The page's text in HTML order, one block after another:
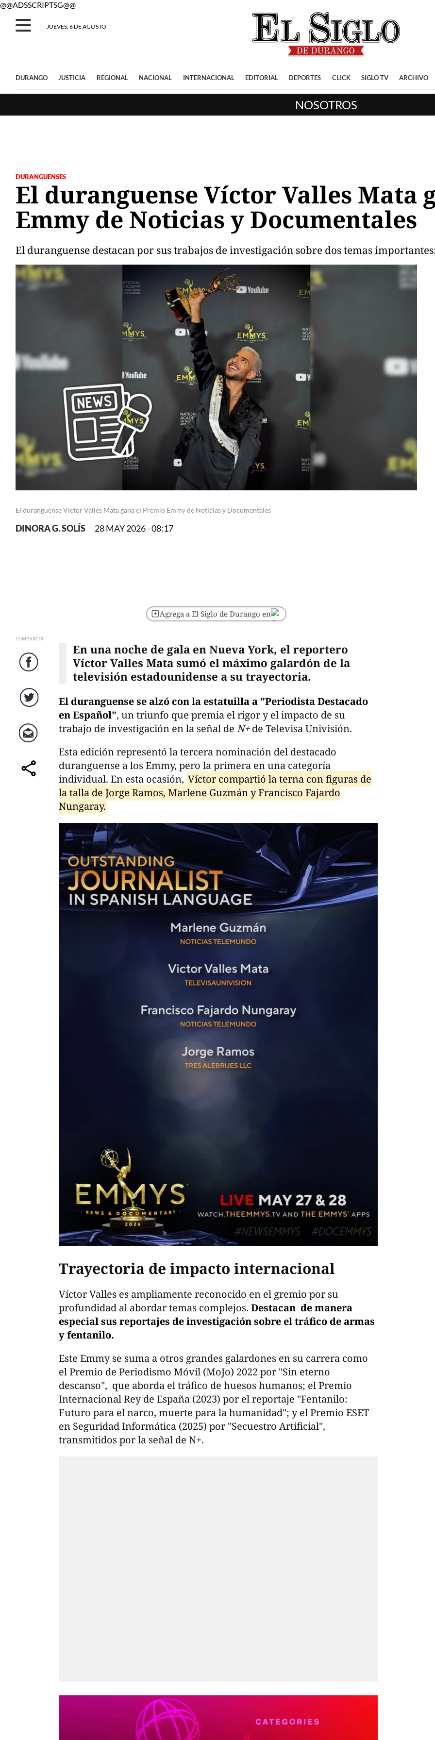
@@ADSSCRIPTSG@@
JUEVES, 6 DE AGOSTO
DURANGO JUSTICIA REGIONAL NACIONAL INTERNACIONAL EDITORIAL DEPORTES CLICK SIGLO TV ARCHIVO
NOSOTROS
DURANGUENSES
El duranguense Víctor Valles Mata
Emmy de Noticias y Documentales
El duranguense destacan por sus trabajos de investigación sobre dos temas
El duranguense Víctor Valles Mata gana el Premio Emmy de Noticias y Documentales
DINORA G. SOLÍS 28 MAY 2026 - 08:17
Agrega a El Siglo de Durango en
COMPARTIR
Facebook
Twitter
Correo
comparte
En una noche de gala en Nueva York, el reportero
Víctor Valles Mata sumó el máximo galardón de la
televisión estadounidense a su trayectoria.
El duranguense se alzó con la estatuilla a "Periodista Destacado
en Español", un triunfo que premia el rigor y el impacto de su
trabajo de investigación en la señal de N+de Televisa Univisión.
Esta edición representó la tercera nominación del destacado
duranguense a los Emmy, pero la primera en una categoría
individual. En esta ocasión, Víctor compartió la terna con figuras de
la talla de Jorge Ramos, Marlene Guzmán y Francisco Fajardo
Nungaray.
Trayectoria de impacto internacional
Víctor Valles es ampliamente reconocido en el gremio por su
profundidad al abordar temas complejos. Destacan de manera
especial sus reportajes de investigación sobre el tráfico de armas
y fentanilo.
Este Emmy se suma a otros grandes galardones en su carrera como
el Premio de Periodismo Móvil (MoJo) 2022 por "Sin eterno
descanso", que aborda el tráfico de huesos humanos; el Premio
Internacional Rey de España (2023) por el reportaje "Fentanilo:
Futuro para el narco, muerte para la humanidad"; y el Premio ESET
en Seguridad Informática (2025) por "Secuestro Artificial",
transmitidos por la señal de N+.